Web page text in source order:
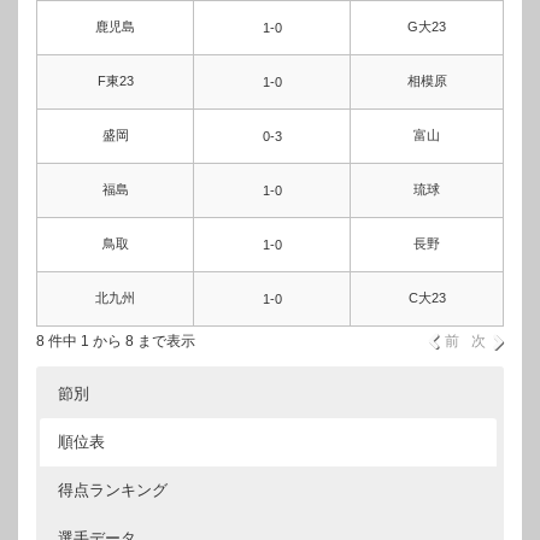
鹿児島 1-0 G大23
F東23 1-0 相模原
盛岡 0-3 富山
福島 1-0 琉球
鳥取 1-0 長野
北九州 1-0 C大23
8 件中 1 から 8 まで表示 前 次
節別
順位表
得点ランキング